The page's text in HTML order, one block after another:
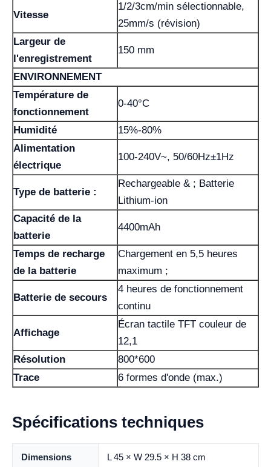
Vitesse
1/2/3cm/min sélectionnable,
25mm/s (révision)
Largeur de
l'enregistrement
150 mm
ENVIRONNEMENT
Température de
fonctionnement
0-40°C
Humidité
15%-80%
Alimentation
électrique
100-240V~, 50/60Hz±1Hz
Type de batterie :
Rechargeable & ; Batterie
Lithium-ion
Capacité de la
batterie
4400mAh
Temps de recharge
de la batterie
Chargement en 5,5 heures
maximum ;
Batterie de secours
4 heures de fonctionnement
continu
Affichage
Écran tactile TFT couleur de
12,1
Résolution
800*600
Trace
6 formes d'onde (max.)
Spécifications techniques
Dimensions L 45 × W 29.5 × H 38 cm